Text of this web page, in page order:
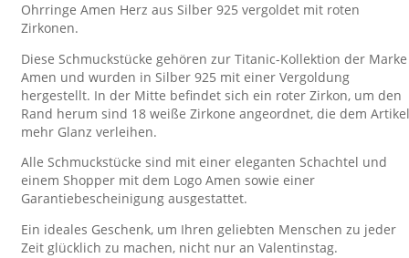
Ohrringe Amen Herz aus Silber 925 vergoldet mit roten
Zirkonen.
Diese Schmuckstücke gehören zur Titanic-Kollektion der Marke
Amen und wurden in Silber 925 mit einer Vergoldung
hergestellt. In der Mitte befindet sich ein roter Zirkon, um den
Rand herum sind 18 weiße Zirkone angeordnet, die dem Artikel
mehr Glanz verleihen.
Alle Schmuckstücke sind mit einer eleganten Schachtel und
einem Shopper mit dem Logo Amen sowie einer
Garantiebescheinigung ausgestattet.
Ein ideales Geschenk, um Ihren geliebten Menschen zu jeder
Zeit glücklich zu machen, nicht nur an Valentinstag.